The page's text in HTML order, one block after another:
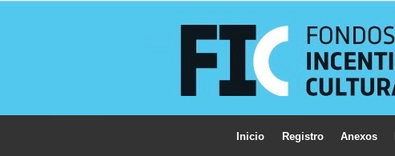
Inicio Registro Anexos